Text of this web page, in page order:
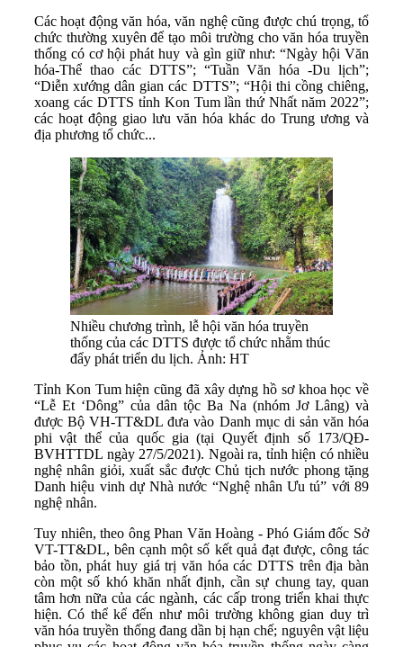
Các hoạt động văn hóa, văn nghệ cũng được chú trọng, tổ
chức thường xuyên để tạo môi trường cho văn hóa truyền
thống có cơ hội phát huy và gìn giữ như: “Ngày hội Văn
hóa-Thể thao các DTTS”; “Tuần Văn hóa -Du lịch”;
“Diễn xướng dân gian các DTTS”; “Hội thi cồng chiêng,
xoang các DTTS tỉnh Kon Tum lần thứ Nhất năm 2022”;
các hoạt động giao lưu văn hóa khác do Trung ương và
địa phương tổ chức...
Nhiều chương trình, lễ hội văn hóa truyền
thống của các DTTS được tổ chức nhằm thúc
đẩy phát triển du lịch. Ảnh: HT
Tỉnh Kon Tum hiện cũng đã xây dựng hồ sơ khoa học về
“Lễ Et ‘Dông” của dân tộc Ba Na (nhóm Jơ Lâng) và
được Bộ VH-TT&DL đưa vào Danh mục di sản văn hóa
phi vật thể của quốc gia (tại Quyết định số 173/QĐ-
BVHTTDL ngày 27/5/2021). Ngoài ra, tỉnh hiện có nhiều
nghệ nhân giỏi, xuất sắc được Chủ tịch nước phong tặng
Danh hiệu vinh dự Nhà nước “Nghệ nhân Ưu tú” với 89
nghệ nhân.
Tuy nhiên, theo ông Phan Văn Hoàng - Phó Giám đốc Sở
VT-TT&DL, bên cạnh một số kết quả đạt được, công tác
bảo tồn, phát huy giá trị văn hóa các DTTS trên địa bàn
còn một số khó khăn nhất định, cần sự chung tay, quan
tâm hơn nữa của các ngành, các cấp trong triển khai thực
hiện. Có thể kể đến như môi trường không gian duy trì
văn hóa truyền thống đang dần bị hạn chế; nguyên vật liệu